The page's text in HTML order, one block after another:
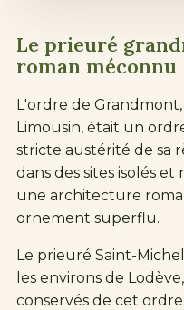
Le prieuré
roman méconnu
L'ordre de
Limousin, était un
stricte austérité de sa
dans des sites isolés
une architecture
ornement superflu.
Le prieuré Saint-
les environs de Lodève
conservés de cet